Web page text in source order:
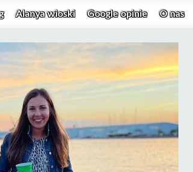
Alanya wioski Google opinie O nas